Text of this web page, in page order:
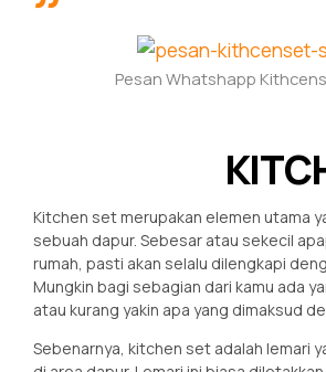
Pesan Whatshapp
Kitchen set merupakan elemen utama
sebuah dapur. Sebesar atau sekecil
rumah, pasti akan selalu dilengkapi
Mungkin bagi sebagian dari kamu ada
atau kurang yakin apa yang dimaksud
Sebenarnya, kitchen set adalah lemari